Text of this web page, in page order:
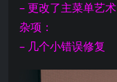
– 更改了主菜单艺术
杂项：
– 几个小错误修复